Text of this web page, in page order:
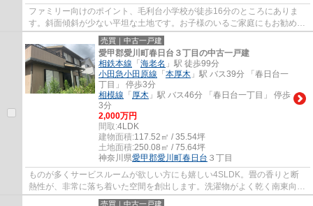
ファミリー向けのポイント、毛利台小学校が徒歩16分のところにありま
す。斜面傾斜が少ない平坦な土地です。お子様のいるご家庭にもお勧め。
伸び伸びと生活できる中古戸建て物件がコチ...
売買｜中古一戸建
愛甲郡愛川町春日台３丁目の中古一戸建
相鉄本線 「 海老名 」駅 徒歩99分
小田急小田原線 「 本厚木 」駅 バス39分 「春日台一
丁目」 停歩3分
相模線 「 厚木 」駅 バス46分 「春日台一丁目」 停歩
3分
2,000万円
間取:4LDK
建物面積:117.52㎡ / 35.54坪
土地面積:250.08㎡ / 75.64坪
神奈川県愛甲郡愛川町春日台 ３丁目
ものが多くサービスルームが欲しい方にも嬉しい4SLDK。畳の香りと断
熱性が、非常に落ち着いた空間を創出します。洗濯物がよく乾く南東向き
がオススメポイントです。床暖房は火災ややけ...
売買｜中古一戸建